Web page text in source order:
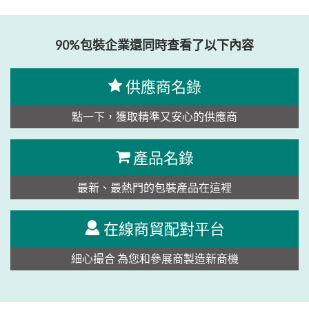
90%包裝企業還同時查看了以下內容
供應商名錄
點一下，獲取精準又安心的供應商
產品名錄
最新、最熱門的包裝產品在這裡
在線商貿配對平台
細心撮合 為您和參展商製造新商機